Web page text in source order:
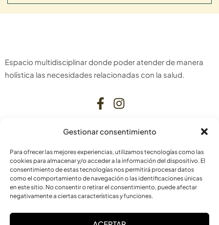
Gestionar consentimiento
Para ofrecer las mejores experiencias, utilizamos tecnologías como las
cookies para almacenar y/o acceder a la información del dispositivo. El
consentimiento de estas tecnologías nos permitirá procesar datos
como el comportamiento de navegación o las identificaciones únicas
en este sitio. No consentir o retirar el consentimiento, puede afectar
negativamente a ciertas características y funciones.
Espacio multidisciplinar donde poder atender de manera
holística las necesidades relacionadas con la salud.
C. Bardenas Reales, 11, bajo
31006 Pamplona
Navarra